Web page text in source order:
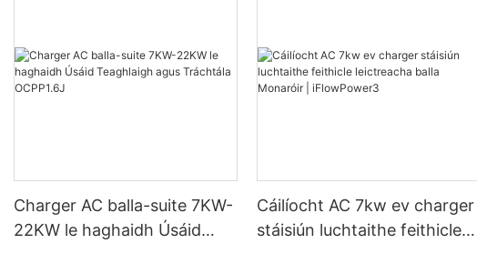
Charger AC balla-suite 7KW-
22KW le haghaidh Úsáid
Cáilíocht AC 7kw ev charger
stáisiún luchtaithe feithicle